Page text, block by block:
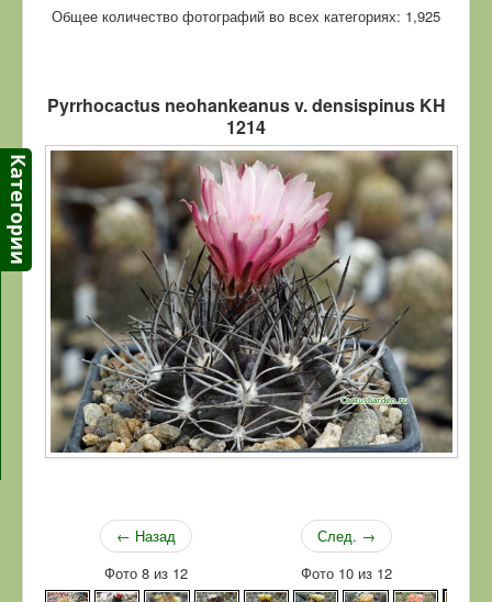
Магазин
Отзывы
Контакты
Общее количество фотографий во всех категориях: 1,925
Pyrrhocactus neohankeanus v. densispinus KH
1214
← Назад
Фото 8 из 12
След. →
Фото 10 из 12